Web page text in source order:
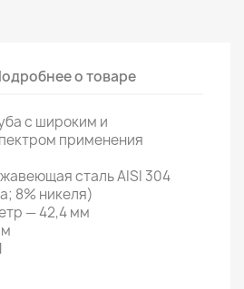
о товаре
с широким и
применения
сталь AISI 304
8% никеля)
— 42,4 мм